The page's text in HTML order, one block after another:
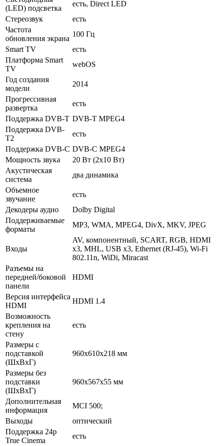
(LED) подсветка
есть, Direct LED
Стереозвук
есть
Частота
обновления экрана
100 Гц
Smart TV
есть
Платформа Smart
TV
webOS
Год создания
модели
2014
Прогрессивная
развертка
есть
Поддержка DVB-T DVB-T MPEG4
Поддержка DVB-
T2
есть
Поддержка DVB-C DVB-C MPEG4
Мощность звука
20 Вт (2x10 Вт)
Акустическая
система
два динамика
Объемное
звучание
есть
Декодеры аудио
Dolby Digital
Поддерживаемые
форматы
MP3, WMA, MPEG4, DivX, MKV, JPEG
Входы
AV, компонентный, SCART, RGB, HDMI
x3, MHL, USB x3, Ethernet (RJ-45), Wi-Fi
802.11n, WiDi, Miracast
Разъемы на
передней/боковой
панели
HDMI
Версия интерфейса
HDMI
HDMI 1.4
Возможность
крепления на
стену
есть
Размеры с
подставкой
(ШxВxГ)
960x610x218 мм
Размеры без
подставки
(ШxВxГ)
960x567x55 мм
Дополнительная
информация
MCI 500;
Выходы
оптический
Поддержка 24p
True Cinema
есть